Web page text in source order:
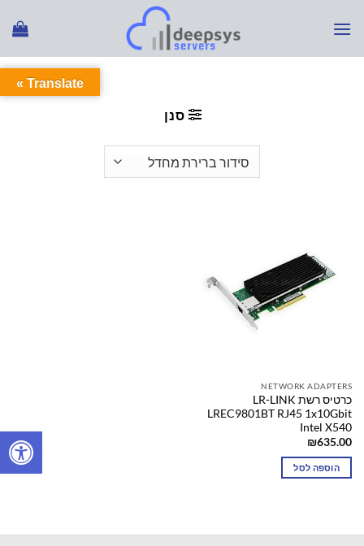
מוצרים המתויגים “פתרונות מחשוב DEEPSYS”
סנן
NETWORK ADAPTERS
כרטיס רשת LR-LINK
LREC9801BT RJ45 1x10Gbit
Intel X540
₪635.00
הוספה לסל
Translate »